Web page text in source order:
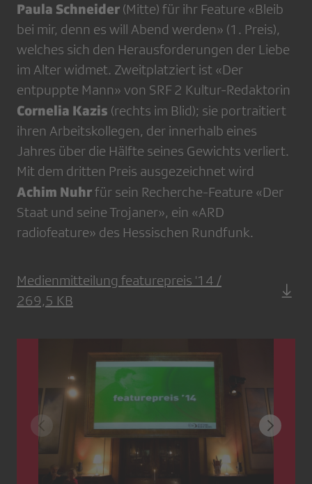
Paula Schneider (Mitte) für ihr Feature «Bleib
bei mir, denn es will Abend werden» (1. Preis),
welches sich den Herausforderungen der Liebe
im Alter widmet. Zweitplatziert ist «Der
entpuppte Mann» von SRF 2 Kultur-Redaktorin
Cornelia Kazis (rechts im Blid); sie portraitiert
ihren Arbeitskollegen, der innerhalb eines
Jahres über die Hälfte seines Gewichts verliert.
Mit dem dritten Preis ausgezeichnet wird
Achim Nuhrfür sein Recherche-Feature «Der
Staat und seine Trojaner», ein «ARD
radiofeature» des Hessischen Rundfunk.
Medienmitteilung featurepreis '14 /
269,5 KB